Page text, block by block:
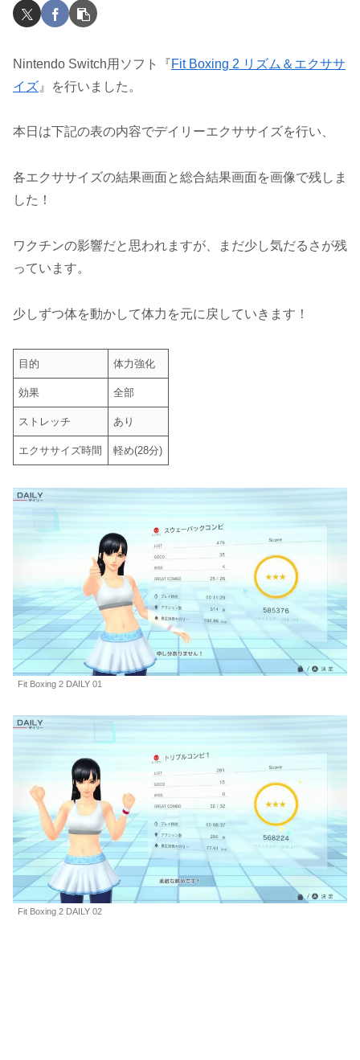
Nintendo Switch用ソフト『Fit Boxing 2 リズム＆エクササ
イズ 』を行いました。
本日は下記の表の内容でデイリーエクササイズを行い、
各エクササイズの結果画面と総合結果画面を画像で残しま
した！
ワクチンの影響だと思われますが、まだ少し気だるさが残
っています。
少しずつ体を動かして体力を元に戻していきます！
目的 体力強化
効果 全部
ストレッチ あり
エクササイズ時間 軽め(28分)
Fit Boxing 2 DAILY 01
Fit Boxing 2 DAILY 02